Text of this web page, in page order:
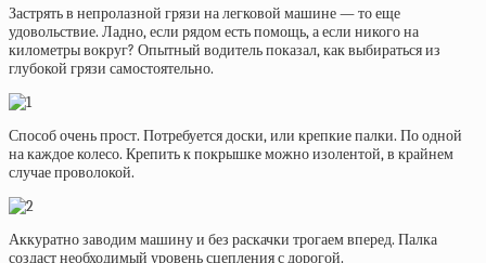
Застрять в непролазной грязи на легковой машине — то еще
удовольствие. Ладно, если рядом есть помощь, а если никого на
километры вокруг? Опытный водитель показал, как выбираться из
глубокой грязи самостоятельно.
Способ очень прост. Потребуется доски, или крепкие палки. По одной
на каждое колесо. Крепить к покрышке можно изолентой, в крайнем
случае проволокой.
Аккуратно заводим машину и без раскачки трогаем вперед. Палка
создаст необходимый уровень сцепления с дорогой.